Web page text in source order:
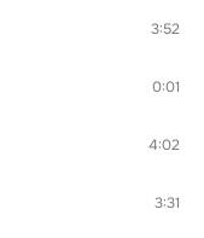
3:52
0:01
4:02
3:31